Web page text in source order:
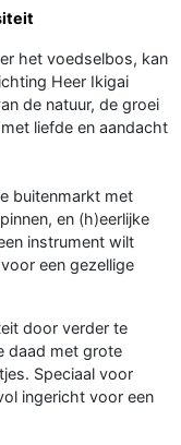
het voedselbos, kan
Heer Ikigai
de natuur, de groei
liefde en aandacht
buitenmarkt met
en (h)eerlijke
instrument wilt
een gezellige
door verder te
daad met grote
Speciaal voor
ingericht voor een